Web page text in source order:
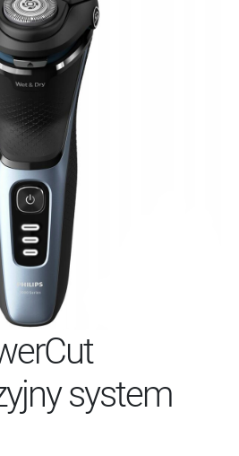
system